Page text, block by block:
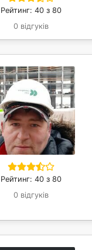
Рейтинг: 40 з 80
0 відгуків
Рейтинг: 40 з 80
0 відгуків